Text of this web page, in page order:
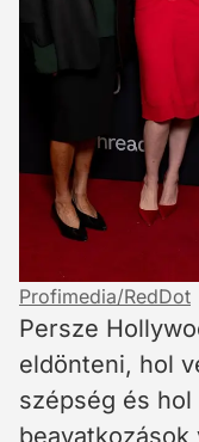
Profimedia/RedDot
Persze
eldönteni, hol
szépség és